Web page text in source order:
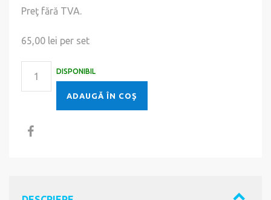
Preţ fără TVA.
65,00 lei per set
DISPONIBIL
ADAUGĂ ÎN COŞ